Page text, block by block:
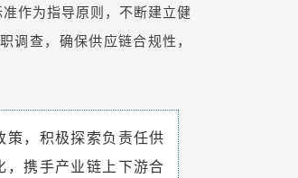
作为指导原则，不断建立健
调查，确保供应链合规性，
策，积极探索负责任供
，携手产业链上下游合